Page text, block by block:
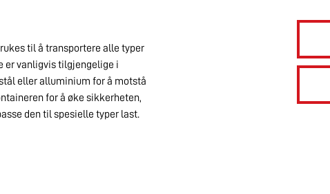
til å transportere alle typer
er vanligvis tilgjengelige i
eller alluminium for å motstå
for å øke sikkerheten,
den til spesielle typer last.